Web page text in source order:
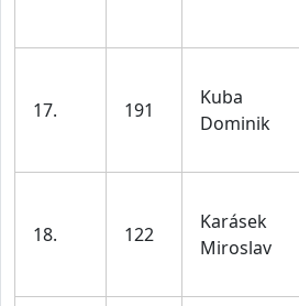
17. 191
Kuba
Dominik
18. 122
Karásek
Miroslav